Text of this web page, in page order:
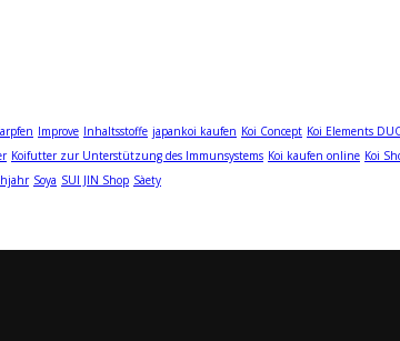
Improve Inhaltsstoffe japankoi kaufen Koi Concept Koi Elements
Koifutter zur Unterstützung des Immunsystems Koi kaufen online Koi
Soya SUI JIN Shop Sàety